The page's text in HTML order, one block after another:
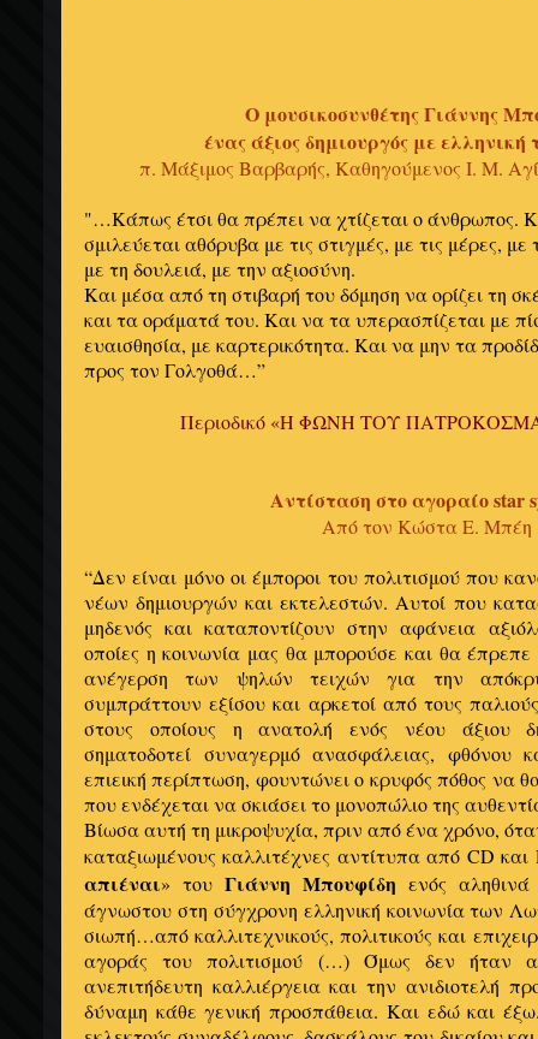
Ο μουσικοσυνθέτης Γιάννης
ένας άξιος δημιουργός με
π. Μάξιμος Βαρβαρής, Καθηγούμενος Ι. Μ.
"…Κάπως έτσι θα πρέπει να χτίζεται ο άνθρωπος.
σμιλεύεται αθόρυβα με τις στιγμές, με τις μέρες,
με τη δουλειά, με την αξιοσύνη.
Και μέσα από τη στιβαρή του δόμηση να ορίζει τη
και τα οράματά του. Και να τα υπερασπίζεται με
ευαισθησία, με καρτερικότητα. Και να μην τα
προς τον Γολγοθά…”
Περιοδικό «Η ΦΩΝΗ ΤΟΥ
Αντίσταση στο αγοραίο star
Από τον Κώστα Ε. Μπέη
“Δεν είναι μόνο οι έμποροι του πολιτισμού που
νέων δημιουργών και εκτελεστών. Αυτοί που
μηδενός και καταποντίζουν στην αφάνεια
οποίες η κοινωνία μας θα μπορούσε και θα
ανέγερση των ψηλών τειχών για την
συμπράττουν εξίσου και αρκετοί από τους
στους οποίους η ανατολή ενός νέου άξιου
σηματοδοτεί συναγερμό ανασφάλειας, φθόνου
επιεική περίπτωση, φουντώνει ο κρυφός πόθος να
που ενδέχεται να σκιάσει το μονοπώλιο της
Βίωσα αυτή τη μικροψυχία, πριν από ένα χρόνο,
καταξιωμένους καλλιτέχνες αντίτυπα από CD
απιέναι» του Γιάννη Μπουφίδη ενός αληθινά
άγνωστου στη σύγχρονη ελληνική κοινωνία των
σιωπή…από καλλιτεχνικούς, πολιτικούς και
αγοράς του πολιτισμού (…) Όμως δεν ήταν
ανεπιτήδευτη καλλιέργεια και την ανιδιοτελή
δύναμη κάθε γενική προσπάθεια. Και εδώ και